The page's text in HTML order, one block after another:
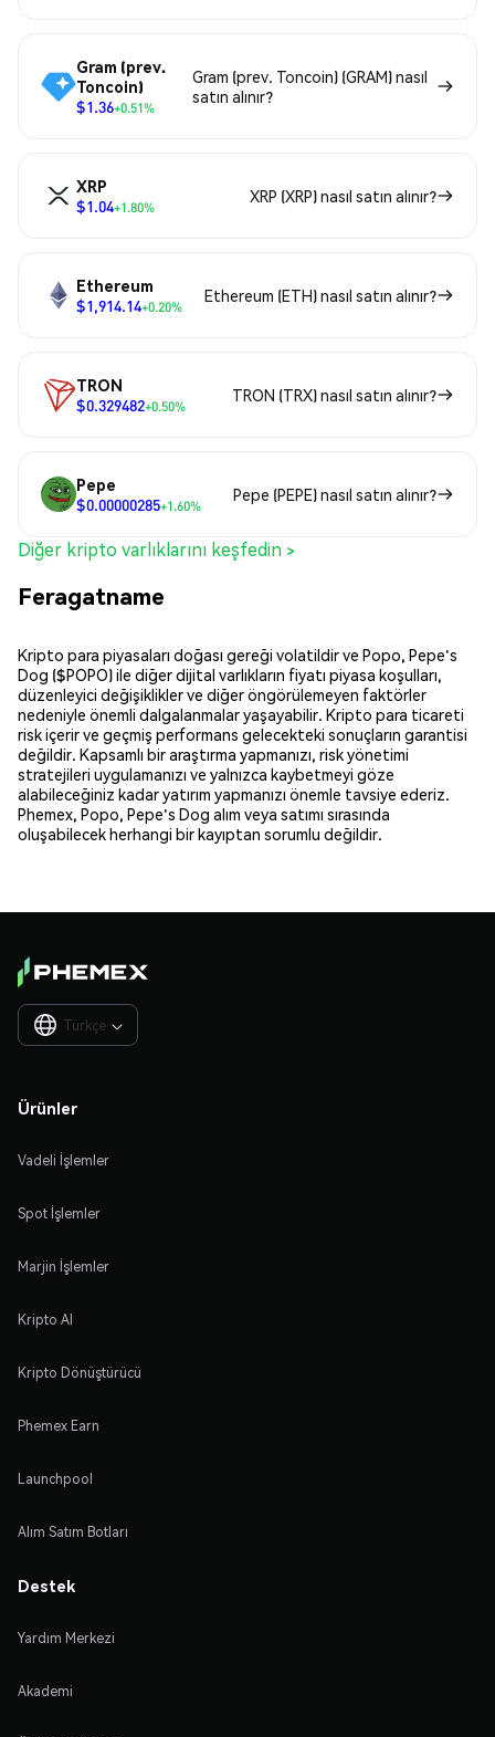
Gram (prev.
Toncoin)
$1.36+0.51%
Gram (prev. Toncoin) (GRAM) nasıl
satın alınır?
XRP
$1.04+1.80%
XRP (XRP) nasıl satın alınır?
Ethereum
$1,914.14+0.20%
Ethereum (ETH) nasıl satın alınır?
TRON
$0.329482+0.50%
TRON (TRX) nasıl satın alınır?
Pepe
$0.00000285+1.60%
Pepe (PEPE) nasıl satın alınır?
Diğer kripto varlıklarını keşfedin >
Feragatname
Kripto para piyasaları doğası gereği volatildir ve Popo, Pepe's
Dog ($POPO) ile diğer dijital varlıkların fiyatı piyasa koşulları,
düzenleyici değişiklikler ve diğer öngörülemeyen faktörler
nedeniyle önemli dalgalanmalar yaşayabilir. Kripto para ticareti
risk içerir ve geçmiş performans gelecekteki sonuçların garantisi
değildir. Kapsamlı bir araştırma yapmanızı, risk yönetimi
stratejileri uygulamanızı ve yalnızca kaybetmeyi göze
alabileceğiniz kadar yatırım yapmanızı önemle tavsiye ederiz.
Phemex, Popo, Pepe's Dog alım veya satımı sırasında
oluşabilecek herhangi bir kayıptan sorumlu değildir.
Türkçe 
Ürünler
Vadeli İşlemler
Spot İşlemler
Marjin İşlemler
Kripto Al
Kripto Dönüştürücü
Phemex Earn
Launchpool
Alım Satım Botları
Destek
Yardım Merkezi
Akademi